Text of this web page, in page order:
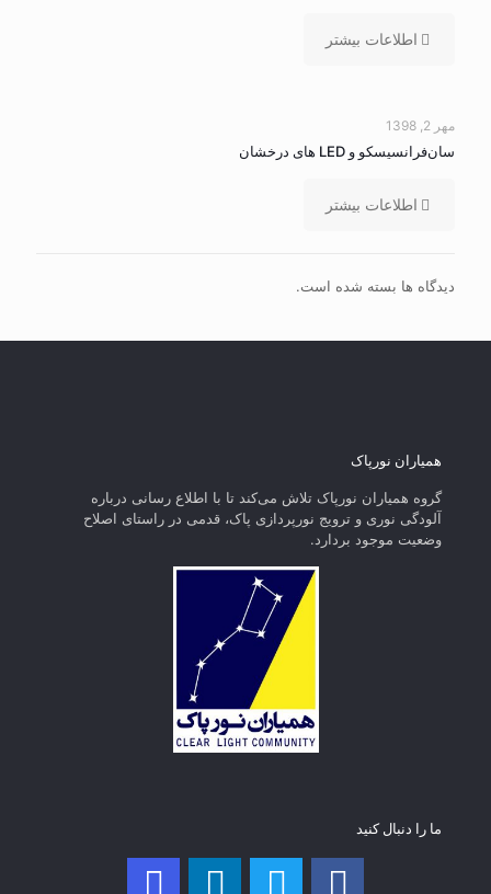
اطلاعات بیشتر
مهر 2, 1398
سان‌فرانسیسکو و LED ‌های درخشان
اطلاعات بیشتر
دیدگاه ها بسته شده است.
همیاران نورپاک
گروه همیاران نورپاک تلاش می‌کند تا با اطلاع رسانی درباره
آلودگی نوری و ترویج نورپردازی پاک، قدمی در راستای‌ اصلاح
وضعیت موجود بردارد.
ما را دنبال کنید